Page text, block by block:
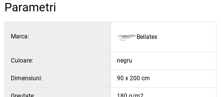
Parametri
Marca: Bellatex
Culoare: negru
Dimensiuni: 90 x 200 cm